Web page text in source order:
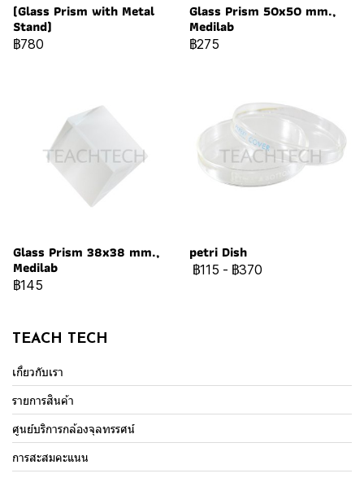
(Glass Prism with Metal
Stand)
฿780
Glass Prism 50x50 mm.,
Medilab
฿275
Glass Prism 38x38 mm.,
Medilab
฿145
petri Dish
฿115 - ฿370
TEACH TECH
เกี่ยวกับเรา
รายการสินค้า
ศูนย์บริการกล้องจุลทรรศน์
การสะสมคะแนน